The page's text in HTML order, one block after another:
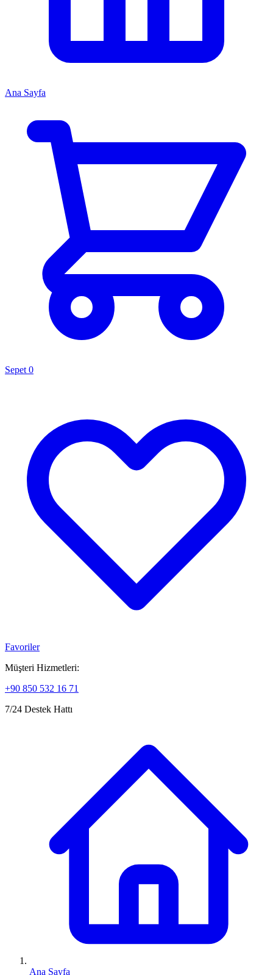
Ana Sayfa
Sepet 0
Favoriler
Müşteri Hizmetleri:
+90 850 532 16 71
7/24 Destek Hattı
Ana Sayfa